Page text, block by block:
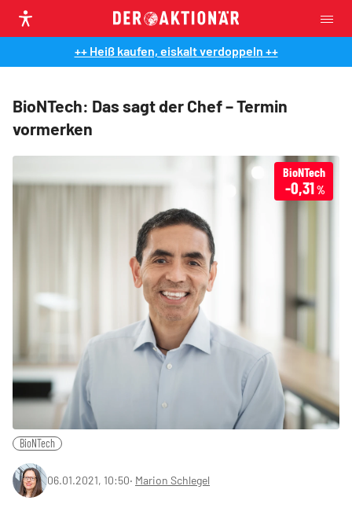
++ Heiß kaufen, eiskalt verdoppeln ++
BioNTech: Das sagt der Chef – Termin
vormerken
BioNTech
-0,31%
BioNTech
06.01.2021, 10:50‧ Marion Schlegel